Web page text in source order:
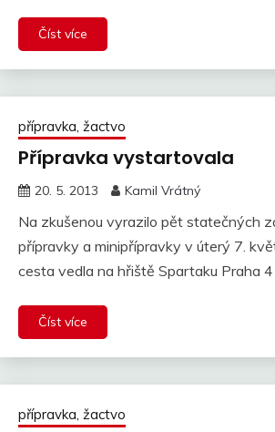
Číst více
přípravka, žactvo
Pří­pravka vystartovala
20. 5. 2013 Kamil Vrátný
Na zkušenou vyrazilo pět statečných
přípravky a minipřípravky v úterý 7.
cesta vedla na hřiště Spartaku Praha 4
Číst více
přípravka, žactvo